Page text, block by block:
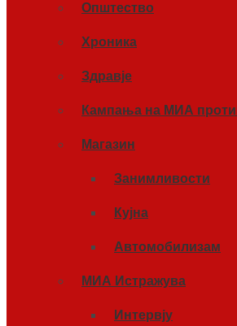
Општество
Хроника
Здравје
Кампања на МИА
Магазин
Занимливости
Кујна
Автомобилизам
МИА Истражува
Интервју